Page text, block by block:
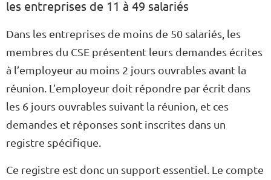
les entreprises de 11 à 49 salariés
Dans les entreprises de moins de 50 salariés, les
membres du CSE présentent leurs demandes écrites
à l’employeur au moins 2 jours ouvrables avant la
réunion. L’employeur doit répondre par écrit dans
les 6 jours ouvrables suivant la réunion, et ces
demandes et réponses sont inscrites dans un
registre spécifique.
Ce registre est donc un support essentiel. Le compte